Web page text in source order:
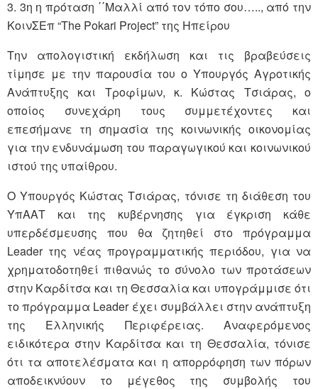
3. 3η η πρόταση ΄΄Μαλλί από τον τόπο σου….., από την
ΚοινΣΕπ “The Pokari Project” της Ηπείρου
Την απολογιστική εκδήλωση και τις βραβεύσεις
τίμησε με την παρουσία του ο Υπουργός Αγροτικής
Ανάπτυξης και Τροφίμων, κ. Κώστας Τσιάρας, ο
οποίος συνεχάρη τους συμμετέχοντες και
επεσήμανε τη σημασία της κοινωνικής οικονομίας
για την ενδυνάμωση του παραγωγικού και κοινωνικού
ιστού της υπαίθρου.
Ο Υπουργός Κώστας Τσιάρας, τόνισε τη διάθεση του
ΥπΑΑΤ και της κυβέρνησης για έγκριση κάθε
υπερδέσμευσης που θα ζητηθεί στο πρόγραμμα
Leader της νέας προγραμματικής περιόδου, για να
χρηματοδοτηθεί πιθανώς το σύνολο των προτάσεων
στην Καρδίτσα και τη Θεσσαλία και υπογράμμισε ότι
το πρόγραμμα Leader έχει συμβάλλει στην ανάπτυξη
της Ελληνικής Περιφέρειας. Αναφερόμενος
ειδικότερα στην Καρδίτσα και τη Θεσσαλία, τόνισε
ότι τα αποτελέσματα και η απορρόφηση των πόρων
αποδεικνύουν το μέγεθος της συμβολής του